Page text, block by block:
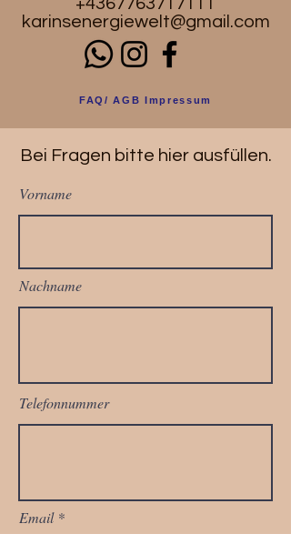
karinsenergiewelt@gmail.com
FAQ/ AGB Impressum
Bei Fragen bitte hier ausfüllen.
Vorname
Nachname
Telefonnummer
Email